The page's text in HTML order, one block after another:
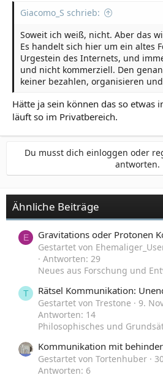
Giacomo_S schrieb:
Soweit ich weiß, nicht. Aber das
Es handelt sich hier um ein altes
Urgestein des Internets, und
und nicht kommerziell. Den
keiner bezahlen, organisieren
Hätte ja sein können das so etwas
läuft so im Privatbereich.
Du musst dich einloggen oder
antworten.
Ähnliche Beiträge
E Gravitations oder Protonen
Gestartet von
Antworten: 29
Neues aus Forschung und
T Rätsel Kommunikation:
Gestartet von Trestone
9.
Antworten: 14
Philosophisches und
Kommunikation mit
Gestartet von Tortenhuber
Antworten: 6